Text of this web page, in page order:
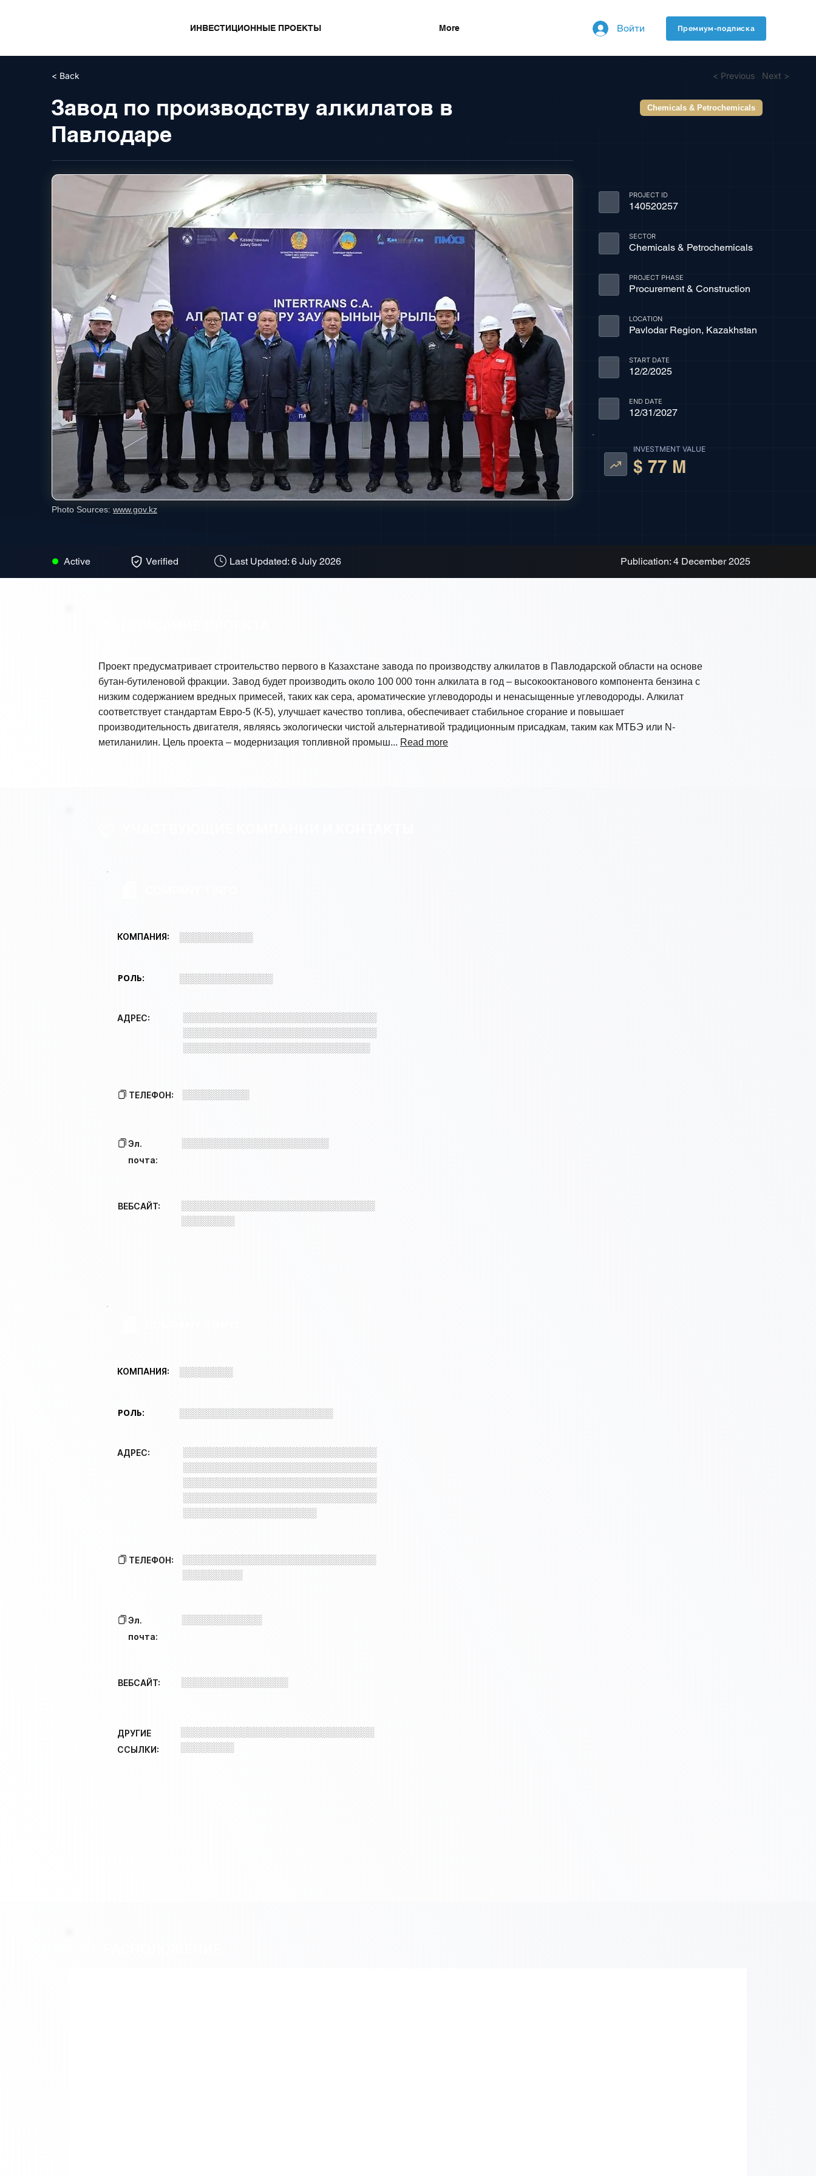
ИНВЕСТИЦИОННЫЕ ПРОЕКТЫ More Войти Премиум-подписка
< Back
Завод по производству алкилатов в
Павлодаре
< Previous Next >
Chemicals & Petrochemicals
Photo Sources: www.gov.kz
PROJECT ID
140520257
SECTOR
Chemicals & Petrochemicals
PROJECT PHASE
Procurement & Construction
LOCATION
Pavlodar Region, Kazakhstan
START DATE
12/2/2025
END DATE
12/31/2027
INVESTMENT VALUE
$ 77 M
Active Verified Last Updated: 6 July 2026 Publication: 4 December 2025
Проект предусматривает строительство первого в Казахстане завода по производству алкилатов в Павлодарской области на основе
бутан-бутиленовой фракции. Завод будет производить около 100 000 тонн алкилата в год – высокооктанового компонента бензина с
низким содержанием вредных примесей, таких как сера, ароматические углеводороды и ненасыщенные углеводороды. Алкилат
соответствует стандартам Евро-5 (К-5), улучшает качество топлива, обеспечивает стабильное сгорание и повышает
производительность двигателя, являясь экологически чистой альтернативой традиционным присадкам, таким как МТБЭ или N-
метиланилин. Цель проекта – модернизация топливной промыш... Read more
КОМПАНИЯ: ░░░░░░░░░░░
РОЛЬ: ░░░░░░░░░░░░░░
АДРЕС:
░░░░░░░░░░░░░░░░░░░░░░░░░░░░░
░░░░░░░░░░░░░░░░░░░░░░░░░░░░░
░░░░░░░░░░░░░░░░░░░░░░░░░░░░
ТЕЛЕФОН: ░░░░░░░░░░
Эл.
почта:
░░░░░░░░░░░░░░░░░░░░░░
ВЕБСАЙТ:
░░░░░░░░░░░░░░░░░░░░░░░░░░░░░
░░░░░░░░
КОМПАНИЯ: ░░░░░░░░
РОЛЬ: ░░░░░░░░░░░░░░░░░░░░░░░
АДРЕС:
░░░░░░░░░░░░░░░░░░░░░░░░░░░░░
░░░░░░░░░░░░░░░░░░░░░░░░░░░░░
░░░░░░░░░░░░░░░░░░░░░░░░░░░░░
░░░░░░░░░░░░░░░░░░░░░░░░░░░░░
░░░░░░░░░░░░░░░░░░░░
ТЕЛЕФОН:
░░░░░░░░░░░░░░░░░░░░░░░░░░░░░
░░░░░░░░░
Эл.
почта:
░░░░░░░░░░░░
ВЕБСАЙТ: ░░░░░░░░░░░░░░░░
ДРУГИЕ
ССЫЛКИ:
░░░░░░░░░░░░░░░░░░░░░░░░░░░░░
░░░░░░░░